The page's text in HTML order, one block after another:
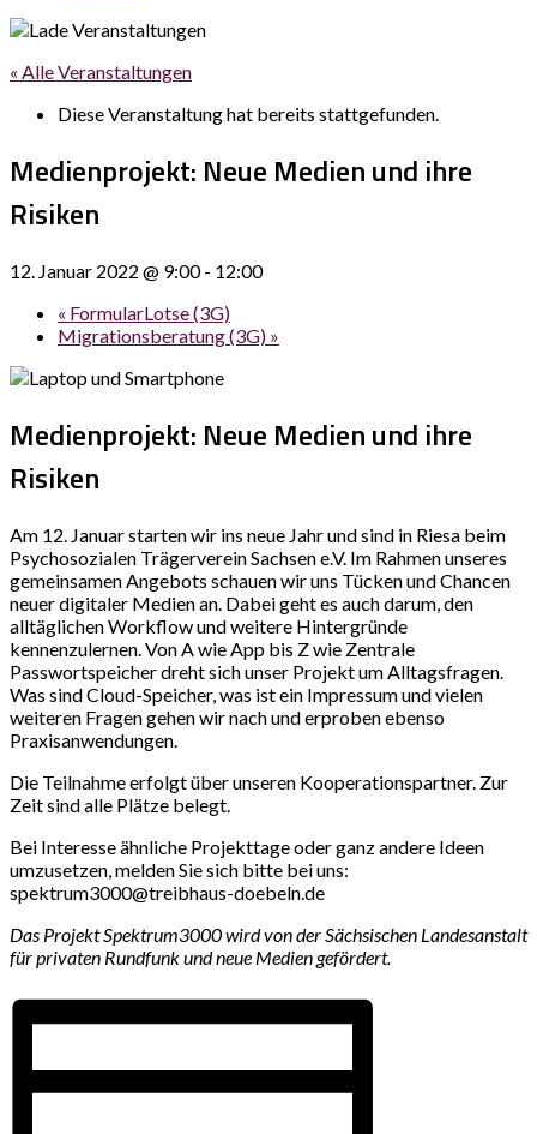
« Alle Veranstaltungen
Diese Veranstaltung hat bereits stattgefunden.
Medienprojekt: Neue Medien und ihre
Risiken
12. Januar 2022 @ 9:00- 12:00
« FormularLotse (3G)
Migrationsberatung (3G) »
Medienprojekt: Neue Medien und ihre
Risiken
Am 12. Januar starten wir ins neue Jahr und sind in Riesa beim
Psychosozialen Trägerverein Sachsen e.V. Im Rahmen unseres
gemeinsamen Angebots schauen wir uns Tücken und Chancen
neuer digitaler Medien an. Dabei geht es auch darum, den
alltäglichen Workflow und weitere Hintergründe
kennenzulernen. Von A wie App bis Z wie Zentrale
Passwortspeicher dreht sich unser Projekt um Alltagsfragen.
Was sind Cloud-Speicher, was ist ein Impressum und vielen
weiteren Fragen gehen wir nach und erproben ebenso
Praxisanwendungen.
Die Teilnahme erfolgt über unseren Kooperationspartner. Zur
Zeit sind alle Plätze belegt.
Bei Interesse ähnliche Projekttage oder ganz andere Ideen
umzusetzen, melden Sie sich bitte bei uns:
spektrum3000@treibhaus-doebeln.de
Das Projekt Spektrum3000 wird von der Sächsischen Landesanstalt
für privaten Rundfunk und neue Medien gefördert.